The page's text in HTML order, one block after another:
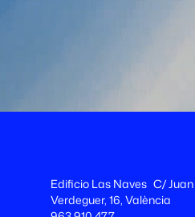
Edificio Las Naves C/ Juan
Verdeguer, 16, València